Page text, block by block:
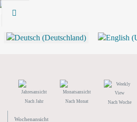
Nach Jahr Nach Monat Nach Woche
Wochenansicht